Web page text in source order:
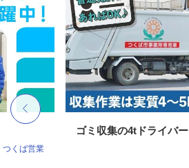
くば営業
ゴミ収集の4tドライバー